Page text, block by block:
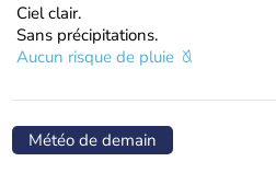
Ciel clair.
Sans précipitations.
Aucun risque de pluie
Météo de demain